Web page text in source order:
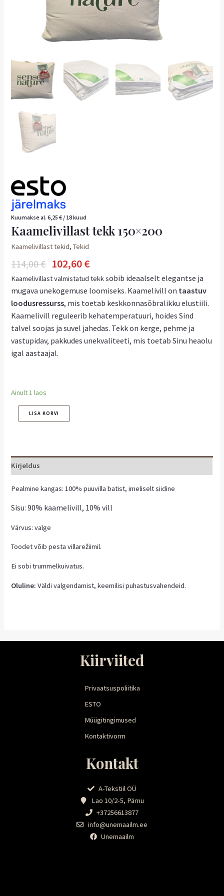
Kuumakse al.6,25€ / 18 kuud
Kaamelivillast tekk 150×200
Kaamelivillast tekid,Tekid
114,00€ 102,60€
Kaamelivillast valmistatud tekk sobib ideaalselt elegantse ja
mugava unekogemuse loomiseks. Kaamelivill on taastuv
loodusressurss, mis toetab keskkonnasõbralikku elustiili.
Kaamelivill reguleerib kehatemperatuuri, hoides Sind
talvel soojas ja suvel jahedas. Tekk on kerge, pehme ja
vastupidav, pakkudes unekvaliteeti, mis toetab Sinu heaolu
igal aastaajal.
Ainult 1 laos
LISA KORVI
Kirjeldus
Pealmine kangas: 100% puuvilla batist, imeliselt siidine
Sisu: 90% kaamelivill, 10% vill
Värvus: valge
Toodet võib pesta villarežiimil.
Ei sobi trummelkuivatus.
Oluline: Väldi valgendamist, keemilisi puhastusvahendeid.
Kiirviited
Privaatsuspoliitika
ESTO
Müügitingimused
Kontaktivorm
Kontakt
A-Tekstiil OÜ
Lao 10/2-5, Pärnu
+37256613877
info@unemaailm.ee
Unemaailm